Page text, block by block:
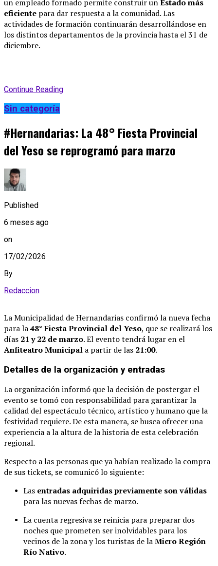
un empleado formado permite construir unEstado más
eficiente para dar respuesta a la comunidad.Las
actividades de formación continuarán desarrollándose en
los distintos departamentos de la provincia hasta el 31 de
diciembre.
Continue Reading
Sin categoría
#Hernandarias: La 48° Fiesta Provincial
del Yeso se reprogramó para marzo
Published
6 meses ago
on
17/02/2026
By
Redaccion
La Municipalidad de Hernandarias confirmó la nueva fecha
para la48° Fiesta Provincial del Yeso, que se realizará los
días 21 y 22 de marzo.El evento tendrá lugar en el
Anfiteatro Municipal a partir de las 21:00.
Detalles de la organización y entradas
La organización informó que la decisión de postergar el
evento se tomó con responsabilidad para garantizar la
calidad del espectáculo técnico, artístico y humano que la
festividad requiere.De esta manera, se busca ofrecer una
experiencia a la altura de la historia de esta celebración
regional.
Respecto a las personas que ya habían realizado la compra
de sus tickets, se comunicó lo siguiente:
Las entradas adquiridas previamente son válidas
para las nuevas fechas de marzo.
La cuenta regresiva se reinicia para preparar dos
noches que prometen ser inolvidables para los
vecinos de la zona y los turistas de laMicro Región
Río Nativo.